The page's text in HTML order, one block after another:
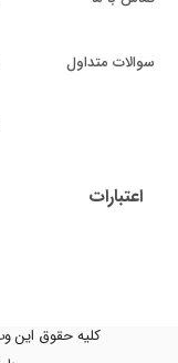
سوالات متداول
اعتبارات
کلیه حقوق این